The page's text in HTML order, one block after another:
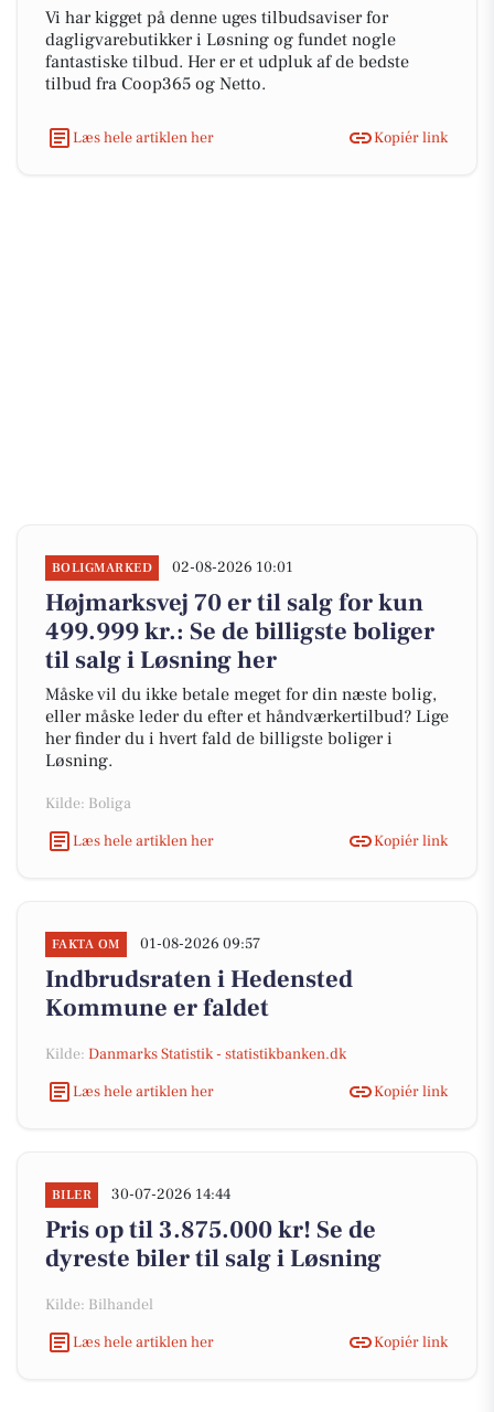
Vi har kigget på denne uges tilbudsaviser for
dagligvarebutikker i Løsning og fundet nogle
fantastiske tilbud. Her er et udpluk af de bedste
tilbud fra Coop365 og Netto.
Læs hele artiklen her Kopiér link
BOLIGMARKED 02-08-2026 10:01
Højmarksvej 70 er til salg for kun
499.999 kr.: Se de billigste boliger
til salg i Løsning her
Måske vil du ikke betale meget for din næste bolig,
eller måske leder du efter et håndværkertilbud? Lige
her finder du i hvert fald de billigste boliger i
Løsning.
Kilde: Boliga
Læs hele artiklen her
Kopiér link
FAKTA OM 01-08-2026 09:57
Indbrudsraten i Hedensted
Kommune er faldet
Kilde: Danmarks Statistik - statistikbanken.dk
Læs hele artiklen her
Kopiér link
BILER 30-07-2026 14:44
Pris op til 3.875.000 kr! Se de
dyreste biler til salg i Løsning
Kilde: Bilhandel
Læs hele artiklen her
Kopiér link